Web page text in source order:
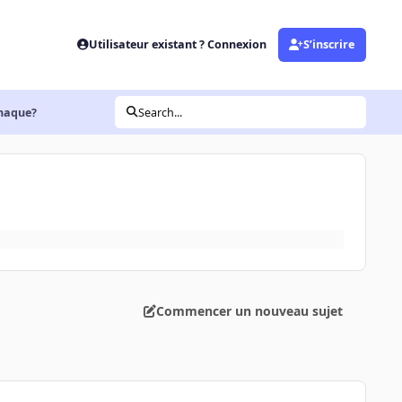
Utilisateur existant ? Connexion S’inscrire
Search...
Commencer un nouveau sujet